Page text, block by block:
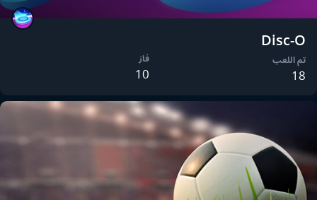
Disc-O
تم اللعب
18
فاز
10